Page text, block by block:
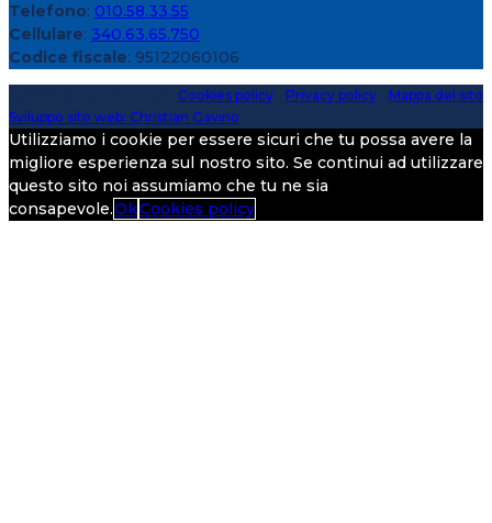
Telefono: 010.58.33.55
Cellulare: 340.63.65.750
Codice fiscale: 95122060106
Cookies policy Privacy policy
Mappa del sito
Sviluppo sito web: Christian Gavino
Utilizziamo i cookie per essere sicuri che tu possa avere la
migliore esperienza sul nostro sito. Se continui ad utilizzare
questo sito noi assumiamo che tu ne sia
consapevole.OkCookies policy